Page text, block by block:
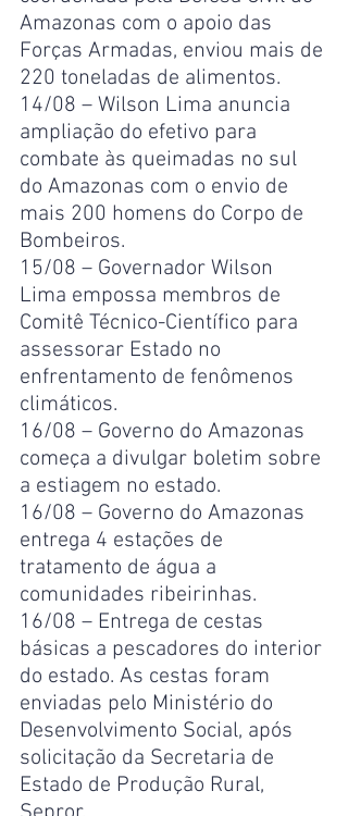
Amazonas com o apoio das
Forças Armadas, enviou mais de
220 toneladas de alimentos.
14/08 – Wilson Lima anuncia
ampliação do efetivo para
combate às queimadas no sul
do Amazonas com o envio de
mais 200 homens do Corpo de
Bombeiros.
15/08 – Governador Wilson
Lima empossa membros de
Comitê Técnico-Científico para
assessorar Estado no
enfrentamento de fenômenos
climáticos.
16/08 – Governo do Amazonas
começa a divulgar boletim sobre
a estiagem no estado.
16/08 – Governo do Amazonas
entrega 4 estações de
tratamento de água a
comunidades ribeirinhas.
16/08 – Entrega de cestas
básicas a pescadores do interior
do estado. As cestas foram
enviadas pelo Ministério do
Desenvolvimento Social, após
solicitação da Secretaria de
Estado de Produção Rural,